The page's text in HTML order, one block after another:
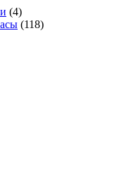
(4)
(118)